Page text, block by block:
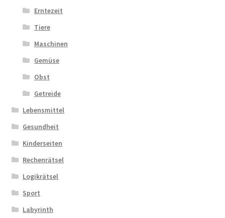
Erntezeit
Tiere
Maschinen
Gemüse
Obst
Getreide
Lebensmittel
Gesundheit
Kinderseiten
Rechenrätsel
Logikrätsel
Sport
Labyrinth